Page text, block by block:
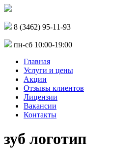
8 (3462) 95-11-93
пн-сб 10:00-19:00
Главная
Услуги и цены
Акции
Отзывы клиентов
Лицензии
Вакансии
Контакты
зуб логотип